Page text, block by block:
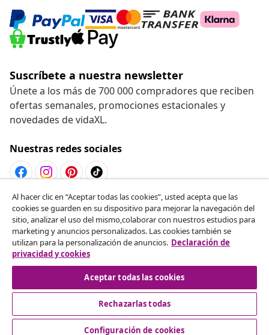
Suscríbete a nuestra newsletter
Únete a los más de 700 000 compradores que reciben
ofertas semanales, promociones estacionales y
novedades de vidaXL.
Nuestras redes sociales
Desistir del contrato
Solicita la cancelación de tu pedido.
Desistir del contrato
Servicio al Cliente
Al hacer clic en “Aceptar todas las cookies”, usted acepta que las
cookies se guarden en su dispositivo para mejorar la navegación del
sitio, analizar el uso del mismo,colaborar con nuestros estudios para
marketing y anuncios personalizados. Las cookies también se
utilizan para la personalización de anuncios. Declaración de
privacidad y cookies
Aceptar todas las cookies
Rechazarlas todas
Configuración de cookies